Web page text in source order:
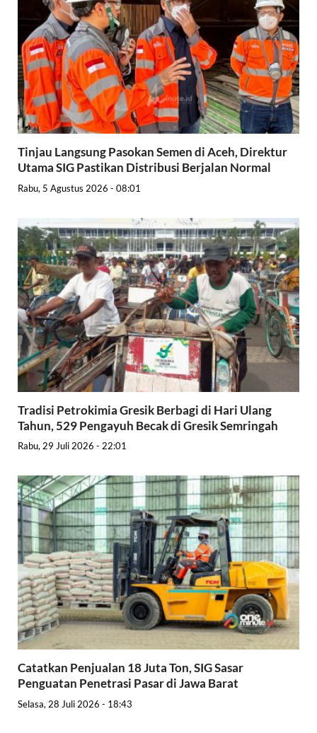
Tinjau Langsung Pasokan Semen di Aceh, Direktur
Utama SIG Pastikan Distribusi Berjalan Normal
Rabu, 5 Agustus 2026 - 08:01
Tradisi Petrokimia Gresik Berbagi di Hari Ulang
Tahun, 529 Pengayuh Becak di Gresik Semringah
Rabu, 29 Juli 2026 - 22:01
Catatkan Penjualan 18 Juta Ton, SIG Sasar
Penguatan Penetrasi Pasar di Jawa Barat
Selasa, 28 Juli 2026 - 18:43